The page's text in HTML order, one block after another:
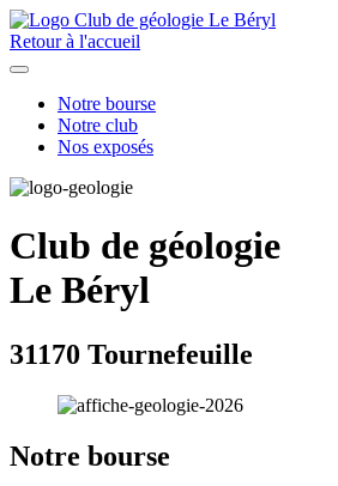
Retour à l'accueil
Notre bourse
Notre club
Nos exposés
Club de géologie
Le Béryl
31170 Tournefeuille
Notre bourse